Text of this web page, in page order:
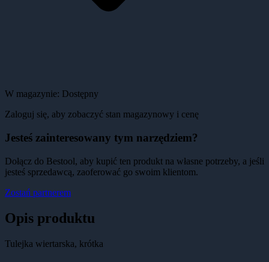
W magazynie: Dostępny
Zaloguj się, aby zobaczyć stan magazynowy i cenę
Jesteś zainteresowany tym narzędziem?
Dołącz do Bestool, aby kupić ten produkt na własne potrzeby, a jeśli
jesteś sprzedawcą, zaoferować go swoim klientom.
Zostań partnerem
Opis produktu
Tulejka wiertarska, krótka